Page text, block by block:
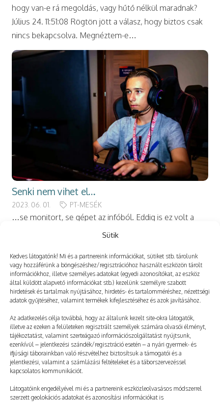
Sütik
Kedves látogatónk! Mi és a partnereink információkat, sütiket stb. tárolunk
vagy hozzáférünk a böngészéshez/regisztrációhoz használt eszközön tárolt
információkhoz, illetve személyes adatokat (egyedi azonosítókat, az eszköz
által küldött alapvető információkat stb.) kezelünk személyre szabott
hirdetések és tartalmak nyújtásához, hirdetés- és tartalomméréshez, nézettségi
adatok gyűjtéséhez, valamint termékek kifejlesztéséhez és azok javításához.
Az adatkezelés célja továbbá, hogy az általunk kezelt site-okra látogatók,
illetve az ezeken a felületeken regisztrált személyek számára olvasói élményt,
tájékoztatást, valamint szerteágazó információszolgáltatást nyújtsunk,
ezenkívül – jelentkezési szándék/regisztráció esetén – a nyári gyermek- és
ifjúsági táborainkban való részvételhez biztosítsuk a támogatói és a
jelentkezési, valamint a számlázási feltételeket és a táborszervezéssel
kapcsolatos kommunikációt.
Látogatóink engedélyével mi és a partnereink eszközleolvasásos módszerrel
szerzett geolokációs adatokat és azonosítási információkat is
hogy van-e rá megoldás, vagy hűtő nélkül maradnak?
Július 24. 11:51:08 Rögtön jött a válasz, hogy biztos csak
nincs bekapcsolva. Megnéztem-e…
Senki nem vihet el…
2023. 06. 01. PT-MESÉK
…se monitort, se gépet az infóból. Eddig is ez volt a
szokás, továbbra is ez. Július 22. 17:03:29 Ezt minden
infósok…